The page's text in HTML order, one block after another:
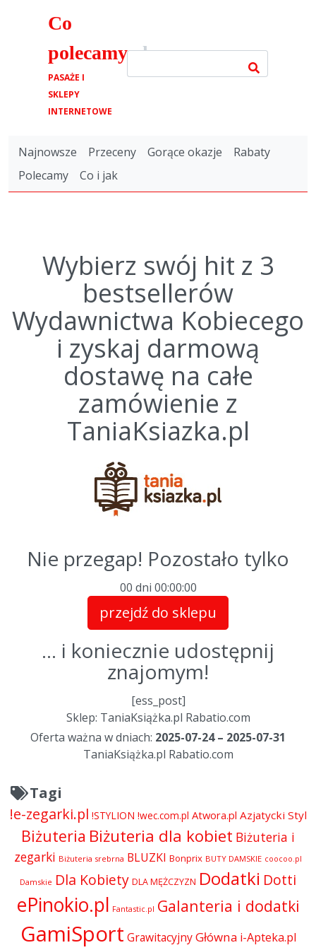
Co
polecamy.pl
PASAŻE I
SKLEPY
INTERNETOWE
Najnowsze Przeceny Gorące okazje
Rabaty
Polecamy
Co i jak
Wybierz swój hit z 3
bestsellerów
Wydawnictwa Kobiecego
i zyskaj darmową
dostawę na całe
zamówienie z
TaniaKsiazka.pl
Nie przegap! Pozostało tylko
00 dni 00:00:00
przejdź do sklepu
... i koniecznie udostępnij
znajomym!
[ess_post]
Sklep: TaniaKsiążka.pl Rabatio.com
Oferta ważna w dniach: 2025-07-24 – 2025-07-31
TaniaKsiążka.pl Rabatio.com
Tagi
!e-zegarki.pl !STYLION !wec.com.pl Atwora.pl Azjatycki Styl
Biżuteria Biżuteria dla kobiet Biżuteria i
zegarki Biżuteria srebrna BLUZKI Bonprix BUTY DAMSKIE coocoo.pl
Damskie Dla Kobiety DLA MĘŻCZYZN Dodatki Dotti
ePinokio.pl Fantastic.pl Galanteria i dodatki
GamiSport Grawitacyjny Główna i-Apteka.pl